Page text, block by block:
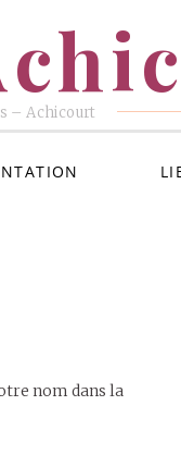
– Achicourt
nom dans la